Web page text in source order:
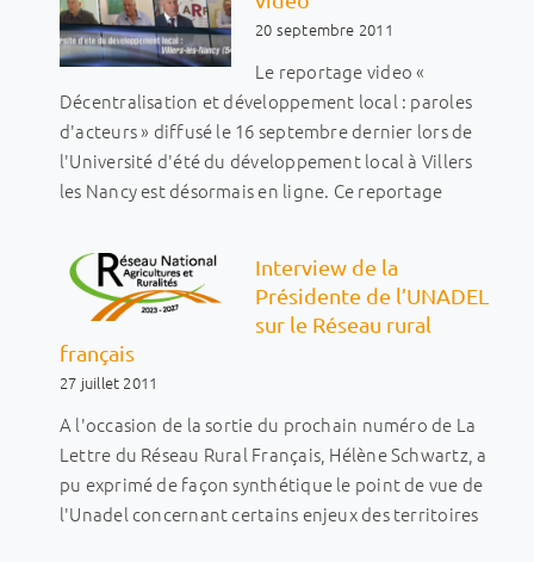
20 septembre 2011
Le reportage video «
Décentralisation et développement local : paroles
d'acteurs » diffusé le 16 septembre dernier lors de
l'Université d'été du développement local à Villers
les Nancy est désormais en ligne. Ce reportage
Interview de la
Présidente de l’UNADEL
sur le Réseau rural
français
27 juillet 2011
A l'occasion de la sortie du prochain numéro de La
Lettre du Réseau Rural Français, Hélène Schwartz, a
pu exprimé de façon synthétique le point de vue de
l'Unadel concernant certains enjeux des territoires